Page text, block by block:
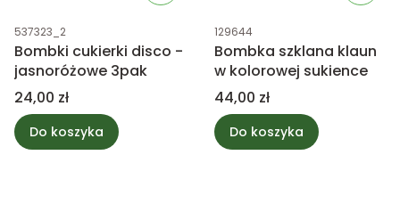
Kod produktu
537323_2
Bombki cukierki disco -
jasnoróżowe 3pak
Cena
24,00 zł
Do koszyka
Kod produktu
129644
Bombka szklana klaun
w kolorowej sukience
Cena
44,00 zł
Do koszyka